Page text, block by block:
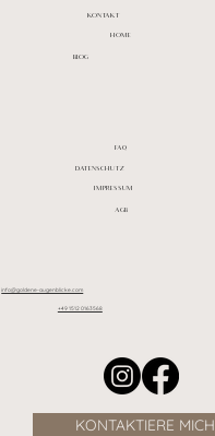
KONTAKT
HOME
BLOG
FAQ
DATENSCHUTZ
IMPRESSUM
AGB
+49 1512 0163568
info@goldene-augenblicke.com
KONTAKTIERE MICH